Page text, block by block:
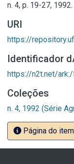
n. 4, p. 19-27, 1992.
URI
https://
Identificador
https://n2t.net/
Coleções
n. 4, 1992 (Série
Página do